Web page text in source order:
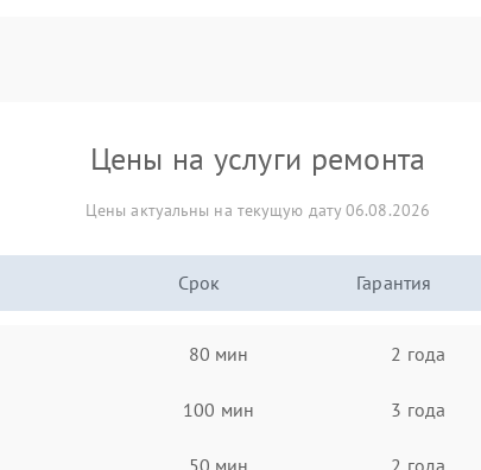
Цены на услуги ремонта
Цены актуальны на текущую дату 06.08.2026
Срок Гарантия
80 мин 2 года
100 мин 3 года
50 мин 2 года